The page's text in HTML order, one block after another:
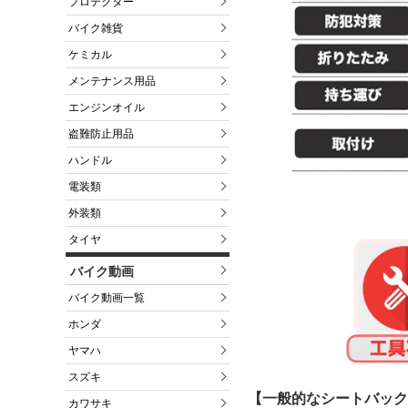
バイク雑貨
ケミカル
メンテナンス用品
エンジンオイル
盗難防止用品
ハンドル
電装類
外装類
タイヤ
バイク動画
バイク動画一覧
ホンダ
ヤマハ
スズキ
カワサキ 【一般的なシートバッ